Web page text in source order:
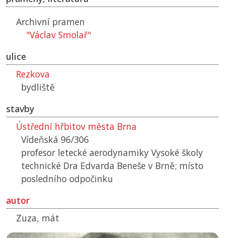
Archivní pramen
"Václav Smolař"
ulice
Rezkova
bydliště
stavby
Ústřední hřbitov města Brna
Vídeňská 96/306
profesor letecké aerodynamiky Vysoké školy
technické Dra Edvarda Beneše v Brně; místo
posledního odpočinku
autor
Zuza, mát